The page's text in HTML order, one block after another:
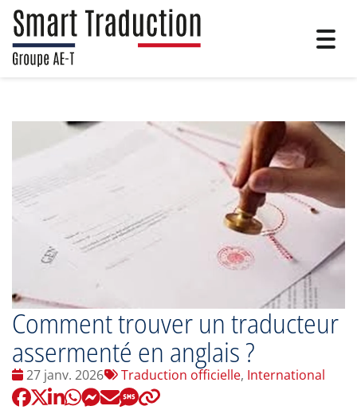
Comment trouver un traducteur
assermenté en anglais ?
Date
:
27 janv. 2026
Tags
:
Traduction officielle, International